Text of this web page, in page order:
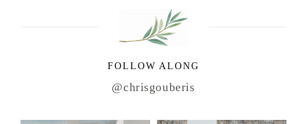
FOLLOW ALONG
@chrisgouberis